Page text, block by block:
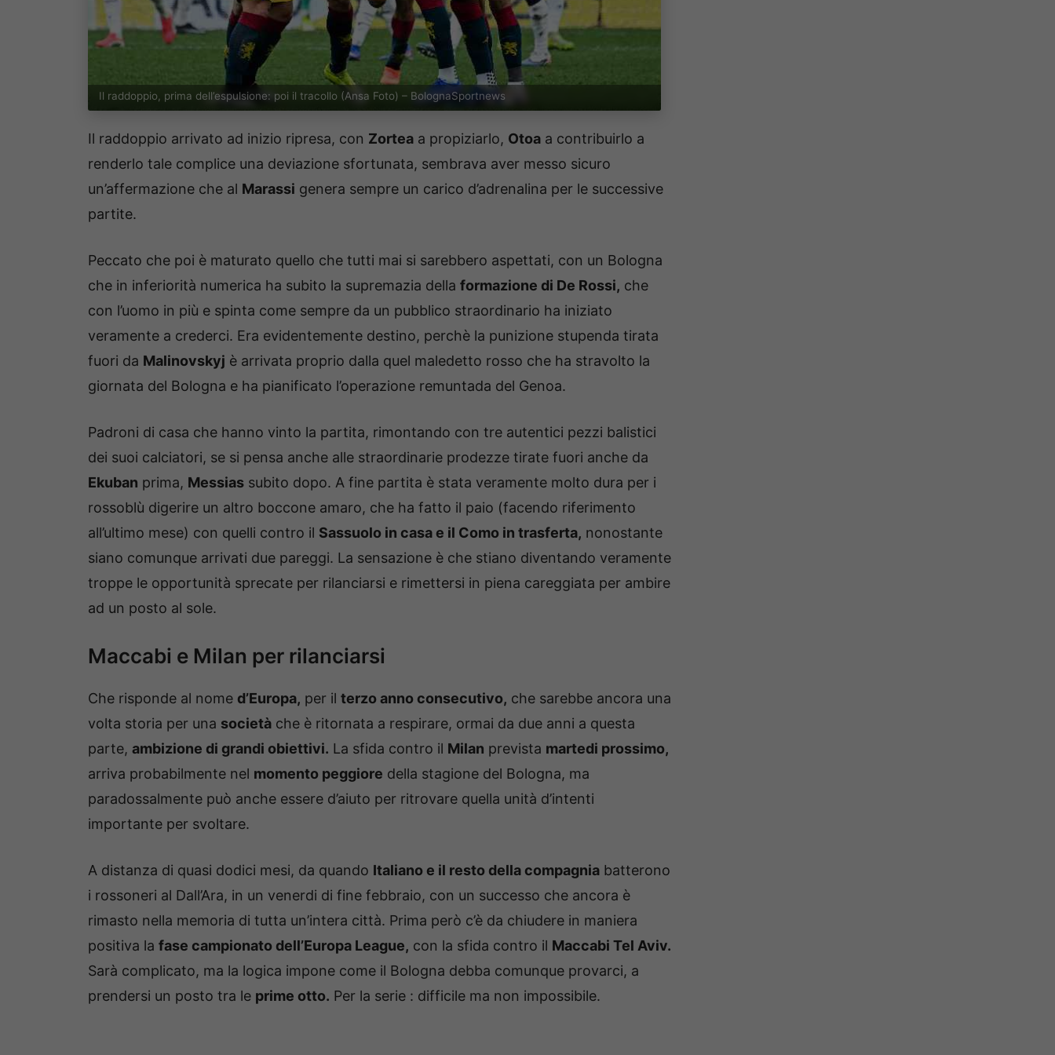
Il raddoppio, prima dell’espulsione: poi il tracollo (Ansa Foto) – BolognaSportnews
Il raddoppio arrivato ad inizio ripresa, con Zortea a propiziarlo, Otoa a contribuirlo a
renderlo tale complice una deviazione sfortunata, sembrava aver messo sicuro
un’affermazione che al Marassi genera sempre un carico d’adrenalina per le successive
partite.
Peccato che poi è maturato quello che tutti mai si sarebbero aspettati, con un Bologna
che in inferiorità numerica ha subito la supremazia della formazione di De Rossi, che
con l’uomo in più e spinta come sempre da un pubblico straordinario ha iniziato
veramente a crederci. Era evidentemente destino, perchè la punizione stupenda tirata
fuori da Malinovskyj è arrivata proprio dalla quel maledetto rosso che ha stravolto la
giornata del Bologna e ha pianificato l’operazione remuntada del Genoa.
Padroni di casa che hanno vinto la partita, rimontando con tre autentici pezzi balistici
dei suoi calciatori, se si pensa anche alle straordinarie prodezze tirate fuori anche da
Ekuban prima, Messias subito dopo. A fine partita è stata veramente molto dura per i
rossoblù digerire un altro boccone amaro, che ha fatto il paio (facendo riferimento
all’ultimo mese) con quelli contro il Sassuolo in casa e il Como in trasferta, nonostante
siano comunque arrivati due pareggi. La sensazione è che stiano diventando veramente
troppe le opportunità sprecate per rilanciarsi e rimettersi in piena careggiata per ambire
ad un posto al sole.
Maccabi e Milan per rilanciarsi
Che risponde al nome d’Europa, per il terzo anno consecutivo, che sarebbe ancora una
volta storia per una società che è ritornata a respirare, ormai da due anni a questa
parte, ambizione di grandi obiettivi. La sfida contro il Milan prevista martedi prossimo,
arriva probabilmente nel momento peggiore della stagione del Bologna, ma
paradossalmente può anche essere d’aiuto per ritrovare quella unità d’intenti
importante per svoltare.
A distanza di quasi dodici mesi, da quando Italiano e il resto della compagnia batterono
i rossoneri al Dall’Ara, in un venerdi di fine febbraio, con un successo che ancora è
rimasto nella memoria di tutta un’intera città. Prima però c’è da chiudere in maniera
positiva la fase campionato dell’Europa League, con la sfida contro il Maccabi Tel Aviv.
Sarà complicato, ma la logica impone come il Bologna debba comunque provarci, a
prendersi un posto tra le prime otto. Per la serie : difficile ma non impossibile.